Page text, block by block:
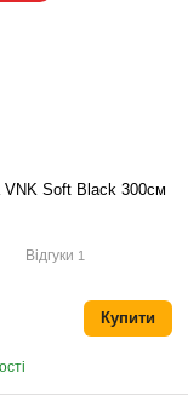
VNK Soft Black 300см
Відгуки 1
Купити